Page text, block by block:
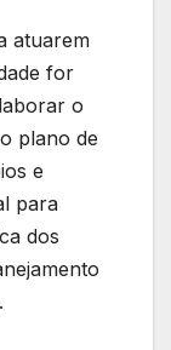
atuarem
for
o
plano de
e
para
dos